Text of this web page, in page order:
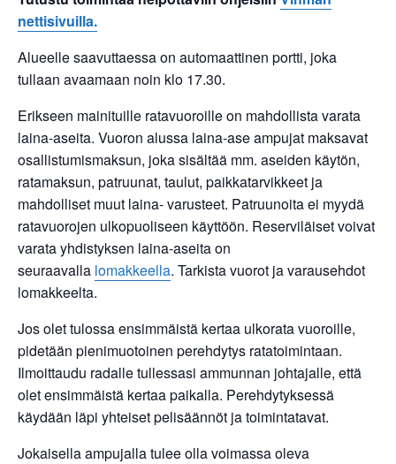
nettisivuilla.
Alueelle saavuttaessa on automaattinen portti, joka
tullaan avaamaan noin klo 17.30.
Erikseen mainituille ratavuoroille on mahdollista varata
laina-aseita. Vuoron alussa laina-ase ampujat maksavat
osallistumismaksun, joka sisältää mm. aseiden käytön,
ratamaksun, patruunat, taulut, paikkatarvikkeet ja
mahdolliset muut laina- varusteet. Patruunoita ei myydä
ratavuorojen ulkopuoliseen käyttöön. Reserviläiset voivat
varata yhdistyksen laina-aseita on
seuraavalla lomakkeella. Tarkista vuorot ja varausehdot
lomakkeelta.
Jos olet tulossa ensimmäistä kertaa ulkorata vuoroille,
pidetään pienimuotoinen perehdytys ratatoimintaan.
Ilmoittaudu radalle tullessasi ammunnan johtajalle, että
olet ensimmäistä kertaa paikalla. Perehdytyksessä
käydään läpi yhteiset pelisäännöt ja toimintatavat.
Jokaisella ampujalla tulee olla voimassa oleva